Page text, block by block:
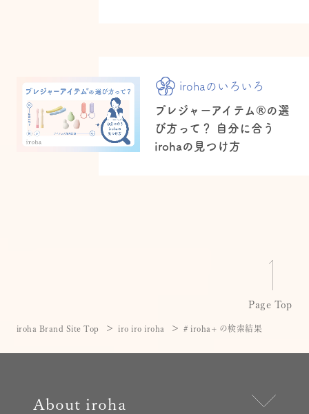
irohaのいろいろ
プレジャーアイテム®の選
び方って？ 自分に合う
irohaの見つけ方
Page Top
iroha Brand Site Top iro iro iroha # iroha+ の検索結果
About iroha